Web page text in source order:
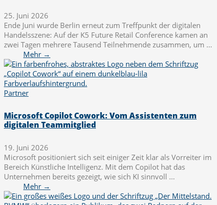
25. Juni 2026
Ende Juni wurde Berlin erneut zum Treffpunkt der digitalen
Handelsszene: Auf der K5 Future Retail Conference kamen an
zwei Tagen mehrere Tausend Teilnehmende zusammen, um ...
Mehr →
Partner
Microsoft Copilot Cowork: Vom Assistenten zum
digitalen Teammitglied
19. Juni 2026
Microsoft positioniert sich seit einiger Zeit klar als Vorreiter im
Bereich Künstliche Intelligenz. Mit dem Copilot hat das
Unternehmen bereits gezeigt, wie sich KI sinnvoll ...
Mehr →